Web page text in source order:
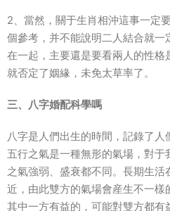
2、當然，關于生肖相沖這事一定
個參考，并不能說明二人結合就
在一起，主要還是要看兩人的性格
就否定了姻緣，未免太草率了。
三、八字婚配科學嗎
八字是人們出生的時間，記錄了人
五行之氣是一種無形的氣場，對
之氣強弱、盛衰都不同。長期生
近，由此雙方的氣場會産生不一
其中一方有益的，可能對雙方都有